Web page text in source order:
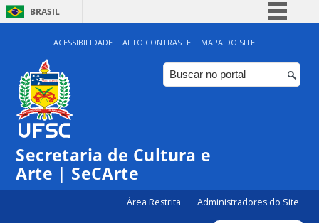
BRASIL
Simplifique!
Comunica BR
Participe
ACESSIBILIDADE ALTO CONTRASTE MAPA DO SITE
Secretaria de Cultura e
Arte | SeCArte
Área Restrita Administradores do Site
0:00
1:00